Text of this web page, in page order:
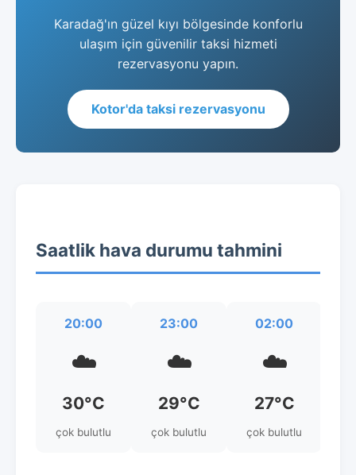
Karadağ'ın güzel kıyı bölgesinde konforlu
ulaşım için güvenilir taksi hizmeti
rezervasyonu yapın.
Kotor'da taksi rezervasyonu
Saatlik hava durumu tahmini
20:00
☁️
30°C
çok bulutlu
23:00
☁️
29°C
çok bulutlu
02:00
☁️
27°C
çok bulutlu